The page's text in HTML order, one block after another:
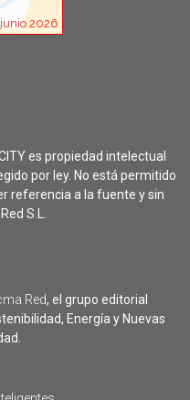
es propiedad intelectual
por ley. No está permitido
referencia a la fuente y sin
S.L.
Red, el grupo editorial
Energía y Nuevas